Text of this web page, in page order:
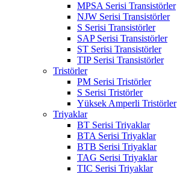
MPSA Serisi Transistörler
NJW Serisi Transistörler
S Serisi Transistörler
SAP Serisi Transistörler
ST Serisi Transistörler
TIP Serisi Transistörler
Tristörler
PM Serisi Tristörler
S Serisi Tristörler
Yüksek Amperli Tristörler
Triyaklar
BT Serisi Triyaklar
BTA Serisi Triyaklar
BTB Serisi Triyaklar
TAG Serisi Triyaklar
TIC Serisi Triyaklar